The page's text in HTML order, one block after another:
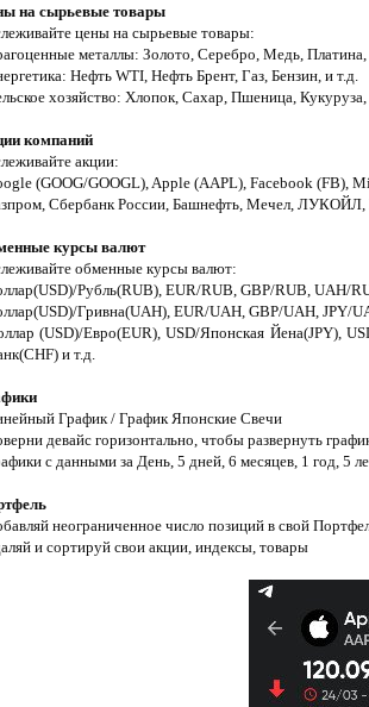
на сырьевые товары
цены на сырьевые товары:
металлы: Золото, Серебро, Медь, Платина,
Нефть WTI, Нефть Брент, Газ, Бензин, и т.д.
хозяйство: Хлопок, Сахар, Пшеница,
компаний
акции:
(GOOG/GOOGL), Apple (AAPL), Facebook (FB),
Сбербанк России, Башнефть, Мечел, ЛУКОЙЛ,
курсы валют
обменные курсы валют:
Рубль(RUB), EUR/RUB, GBP/RUB, UAH/
Гривна(UAH), EUR/UAH, GBP/UAH, JPY/
(USD)/Евро(EUR), USD/Японская Йена(JPY),
и т.д.
График / График Японские Свечи
девайс горизонтально, чтобы развернуть
с данными за День, 5 дней, 6 месяцев, 1 год, 5
неограниченное число позиций в свой
и сортируй свои акции, индексы, товары